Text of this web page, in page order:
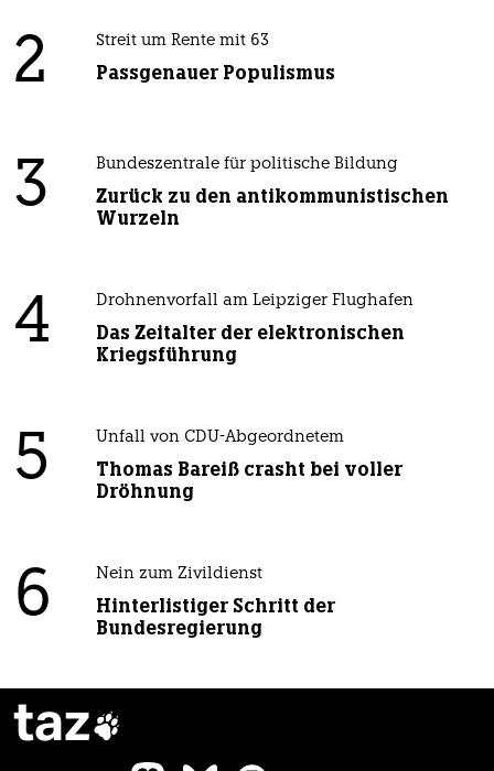
2 Streit um Rente mit 63
Passgenauer Populismus
3 Bundeszentrale für politische Bildung
Zurück zu den antikommunistischen
Wurzeln
4 Drohnenvorfall am Leipziger Flughafen
Das Zeitalter der elektronischen
Kriegsführung
5 Unfall von CDU-Abgeordnetem
Thomas Bareiß crasht bei voller
Dröhnung
6 Nein zum Zivildienst
Hinterlistiger Schritt der
Bundesregierung
taz